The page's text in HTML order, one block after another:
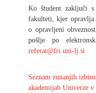
Ko študent zaključi
fakulteti, kjer opravlja
o opravljeni
pošlje po
referat@fri.uni-lj.si
Seznam zunanjih
akademijah Univerze